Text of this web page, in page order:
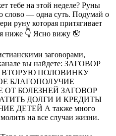
тебе на этой неделе? Руны
слово — одна суть. Подумай о
руну которая притягивает
ниже 👇 Ясно вижу 🪬
заговорами,
вы найдете: ЗАГОВОР
ВТОРУЮ ПОЛОВИНКУ
БЛАГОПОЛУЧИЕ
БОЛЕЗНЕЙ ЗАГОВОР
ДОЛГИ И КРЕДИТЫ
ДЕТЕЙ А также много
на все случаи жизни.